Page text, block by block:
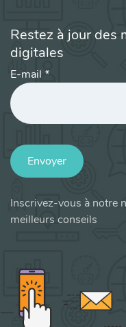
Restez à jour des
digitales
E-mail *
Envoyer
Inscrivez-vous à notre
meilleurs conseils